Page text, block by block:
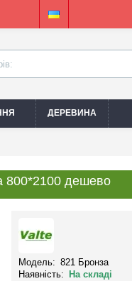
ДЕРЕВИНА
800*2100 дешево
Модель: 821 Бронза
Наявність:
На складі